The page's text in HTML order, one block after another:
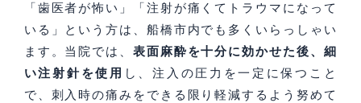
「歯医者が怖い」「注射が痛くてトラウマになって
いる」という方は、船橋市内でも多くいらっしゃい
ます。当院では、 表面麻酔を十分に効かせた後、細
い注射針を使用 し、注入の圧力を一定に保つこと
で、刺入時の痛みをできる限り軽減するよう努めて